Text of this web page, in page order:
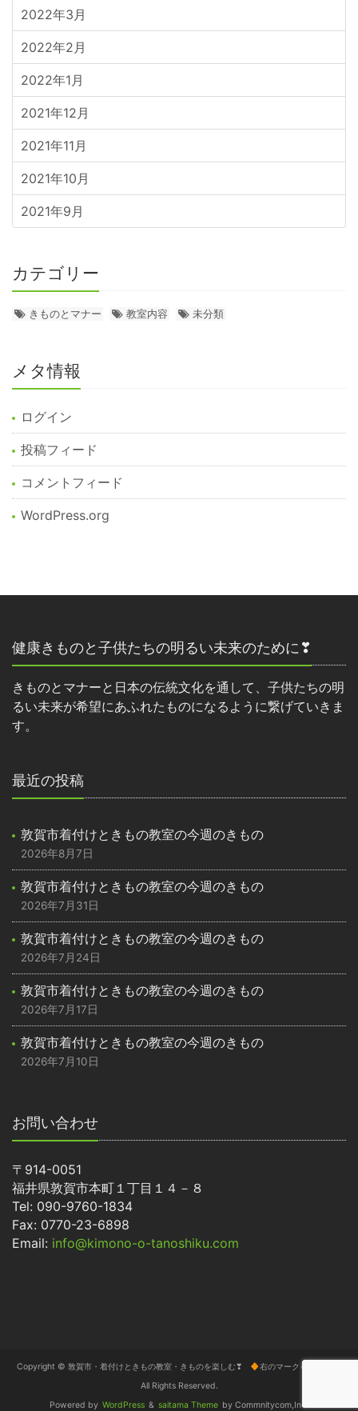
2022年3月
2022年2月
2022年1月
2021年12月
2021年11月
2021年10月
2021年9月
カテゴリー
きものとマナー 教室内容 未分類
メタ情報
ログイン
投稿フィード
コメントフィード
WordPress.org
健康きものと子供たちの明るい未来のために❣
きものとマナーと日本の伝統文化を通して、子供たちの明
るい未来が希望にあふれたものになるように繋げていきま
す。
最近の投稿
敦賀市着付けときもの教室の今週のきもの
2026年8月7日
敦賀市着付けときもの教室の今週のきもの
2026年7月31日
敦賀市着付けときもの教室の今週のきもの
2026年7月24日
敦賀市着付けときもの教室の今週のきもの
2026年7月17日
敦賀市着付けときもの教室の今週のきもの
2026年7月10日
お問い合わせ
〒914-0051
福井県敦賀市本町１丁目１４－８
Tel: 090-9760-1834
Fax: 0770-23-6898
Email: info@kimono-o-tanoshiku.com
Copyright © 敦賀市・着付けときもの教室・きものを楽しむ❣
右のマークをタップ
All Rights Reserved.
Powered by WordPress & saitama Theme by Commnitycom,Inc.